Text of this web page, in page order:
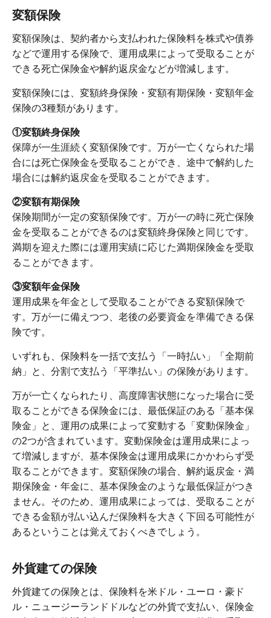
変額保険
変額保険は、契約者から支払われた保険料を株式や債券
などで運用する保険で、運用成果によって受取ることが
できる死亡保険金や解約返戻金などが増減します。
変額保険には、変額終身保険・変額有期保険・変額年金
保険の3種類があります。
①変額終身保険
保障が一生涯続く変額保険です。万が一亡くなられた場
合には死亡保険金を受取ることができ、途中で解約した
場合には解約返戻金を受取ることができます。
②変額有期保険
保険期間が一定の変額保険です。万が一の時に死亡保険
金を受取ることができるのは変額終身保険と同じです。
満期を迎えた際には運用実績に応じた満期保険金を受取
ることができます。
③変額年金保険
運用成果を年金として受取ることができる変額保険で
す。万が一に備えつつ、老後の必要資金を準備できる保
険です。
いずれも、保険料を一括で支払う「一時払い」「全期前
納」と、分割で支払う「平準払い」の保険があります。
万が一亡くなられたり、高度障害状態になった場合に受
取ることができる保険金には、最低保証のある「基本保
険金」と、運用の成果によって変動する「変動保険金」
の2つが含まれています。変動保険金は運用成果によっ
て増減しますが、基本保険金は運用成果にかかわらず受
取ることができます。変額保険の場合、解約返戻金・満
期保険金・年金に、基本保険金のような最低保証がつき
ません。そのため、運用成果によっては、受取ることが
できる金額が払い込んだ保険料を大きく下回る可能性が
あるということは覚えておくべきでしょう。
外貨建ての保険
外貨建ての保険とは、保険料を米ドル・ユーロ・豪ド
ル・ニュージーランドドルなどの外貨で支払い、保険金